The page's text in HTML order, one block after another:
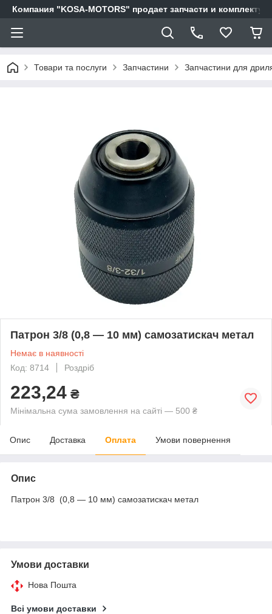
Компания "KOSA-MOTORS" продает запчасти и
Товари та послуги Запчастини Запчастини для
Патрон 3/8 (0,8 — 10 мм) самозатискач метал
Немає в наявності
Код: 8714
Роздріб
223,24 ₴
Мінімальна сума замовлення на сайті — 500 ₴
Опис Доставка Оплата Умови повернення
Опис
Патрон 3/8 (0,8 — 10 мм) самозатискач метал
Умови доставки
Нова Пошта
Всі умови доставки